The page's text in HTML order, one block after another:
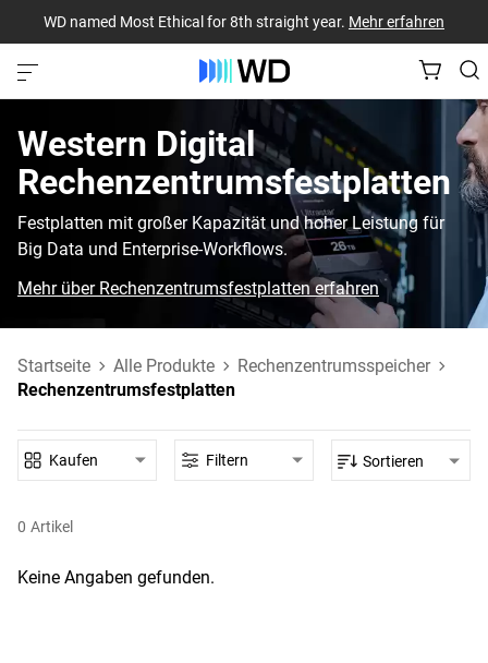
WD named Most Ethical for 8th straight year. Mehr erfahren
Western Digital‎
Rechenzentrumsfestplatten‎
Festplatten mit großer Kapazität und hoher Leistung für
Big Data und Enterprise-Workflows.
Mehr über Rechenzentrumsfestplatten erfahren
Startseite Alle Produkte
Rechenzentrumsspeicher
Rechenzentrumsfestplatten
0 Artikel
Kaufen Filtern Sortieren
Keine Angaben gefunden.